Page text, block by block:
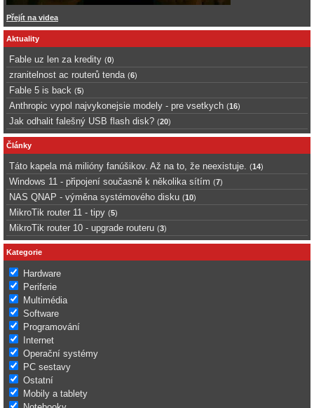
Přejít na videa
Aktuality
Fable uz len za kredity (0)
zranitelnost ac routerů tenda (6)
Fable 5 is back (5)
Anthropic vypol najvykonejsie modely - pre vsetkych (16)
Jak odhalit falešný USB flash disk? (20)
Články
Táto kapela má milióny fanúšikov. Až na to, že neexistuje. (14)
Windows 11 - připojení současně k několika sítím (7)
NAS QNAP - výměna systémového disku (10)
MikroTik router 11 - tipy (5)
MikroTik router 10 - upgrade routeru (3)
Kategorie
Hardware
Periferie
Multimédia
Software
Programování
Internet
Operační systémy
PC sestavy
Ostatní
Mobily a tablety